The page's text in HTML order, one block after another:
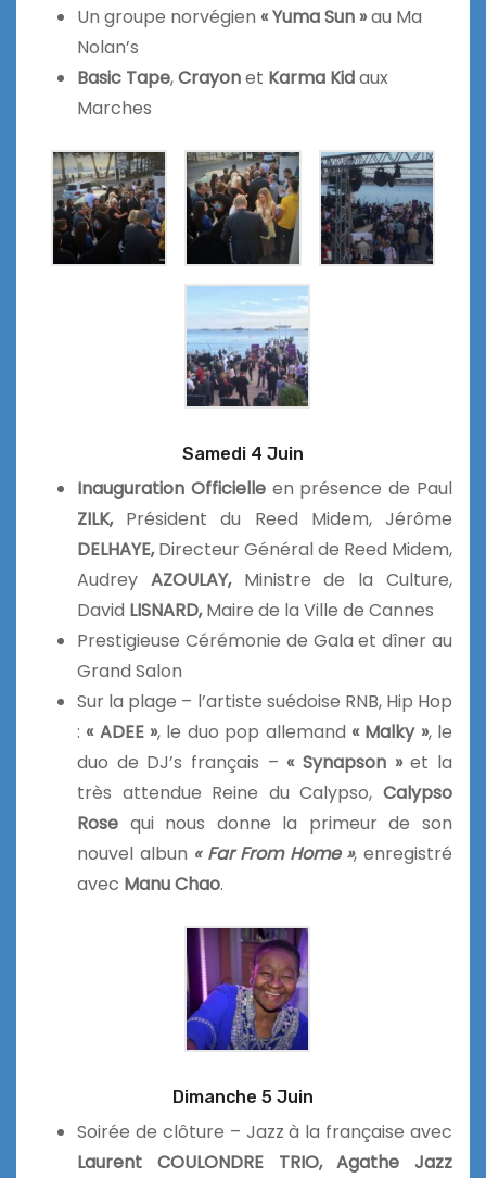
Un groupe norvégien « Yuma Sun »au Ma
Nolan’s
Basic Tape,Crayonet Karma Kidaux
Marches
Samedi 4 Juin
Inauguration Officielleen présence de Paul
ZILK,Président du Reed Midem, Jérôme
DELHAYE,Directeur Général de Reed Midem,
Audrey AZOULAY,Ministre de la Culture,
David LISNARD,Maire de la Ville de Cannes
Prestigieuse Cérémonie de Gala et dîner au
Grand Salon
Sur la plage – l’artiste suédoise RNB, Hip Hop
:« ADEE », le duo pop allemand « Malky », le
duo de DJ’s français –« Synapson »et la
très attendue Reine du Calypso, Calypso
Rose qui nous donne la primeur de son
nouvel albun « Far From Home », enregistré
avec Manu Chao.
Dimanche 5 Juin
Soirée de clôture – Jazz à la française avec
Laurent
COULONDRE TRIO, Agathe Jazz